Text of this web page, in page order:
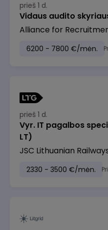
prieš 1 d.
Vidaus audito
Alliance for
6200 - 7800 €/mėn.
prieš 1 d.
Vyr. IT pagalbos
LT)
JSC Lithuanian
2330 - 3500 €/mėn.